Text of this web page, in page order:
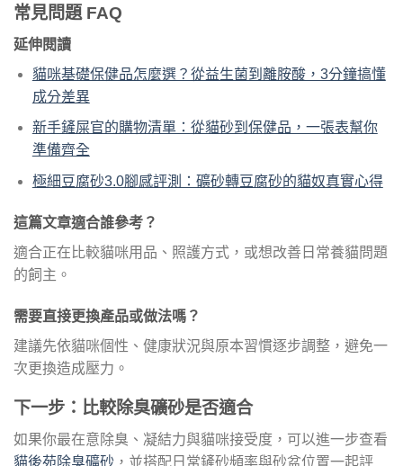
常見問題 FAQ
延伸閱讀
貓咪基礎保健品怎麼選？從益生菌到離胺酸，3分鐘搞懂
成分差異
新手鏟屎官的購物清單：從貓砂到保健品，一張表幫你
準備齊全
極細豆腐砂3.0腳感評測：礦砂轉豆腐砂的貓奴真實心得
這篇文章適合誰參考？
適合正在比較貓咪用品、照護方式，或想改善日常養貓問題
的飼主。
需要直接更換產品或做法嗎？
建議先依貓咪個性、健康狀況與原本習慣逐步調整，避免一
次更換造成壓力。
下一步：比較除臭礦砂是否適合
如果你最在意除臭、凝結力與貓咪接受度，可以進一步查看
貓後苑除臭礦砂 ，並搭配日常鏟砂頻率與砂盆位置一起評